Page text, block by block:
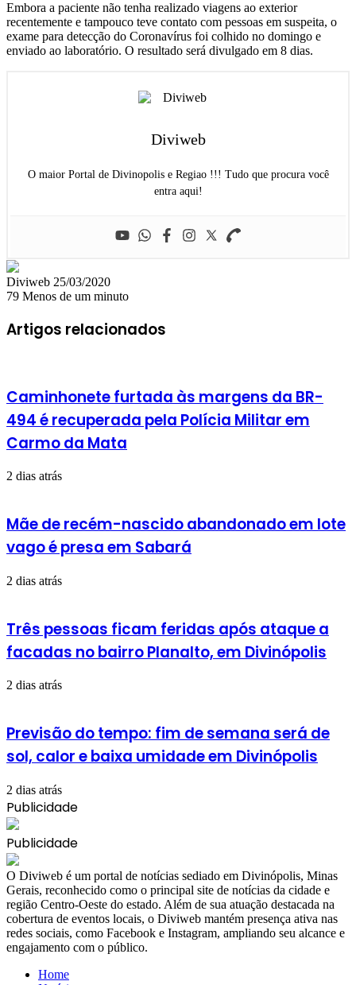
Embora a paciente não tenha realizado viagens ao exterior
recentemente e tampouco teve contato com pessoas em suspeita, o
exame para detecção do Coronavírus foi colhido no domingo e
enviado ao laboratório. O resultado será divulgado em 8 dias.
Diviweb
O maior Portal de Divinopolis e Regiao !!! Tudo que procura você
entra aqui!
Diviweb Mande
um
mail
25/03/2020
79 Menos de um minuto
Artigos relacionados
Caminhonete furtada às margens da BR-
494 é recuperada pela Polícia Militar em
Carmo da Mata
2 dias atrás
Mãe de recém-nascido abandonado em lote
vago é presa em Sabará
2 dias atrás
Três pessoas ficam feridas após ataque a
facadas no bairro Planalto, em Divinópolis
2 dias atrás
Previsão do tempo: fim de semana será de
sol, calor e baixa umidade em Divinópolis
2 dias atrás
Publicidade
Publicidade
​O Diviweb é um portal de notícias sediado em Divinópolis, Minas
Gerais, reconhecido como o principal site de notícias da cidade e
região Centro-Oeste do estado. Além de sua atuação destacada na
cobertura de eventos locais, o Diviweb mantém presença ativa nas
redes sociais, como Facebook e Instagram, ampliando seu alcance e
engajamento com o público.
Home